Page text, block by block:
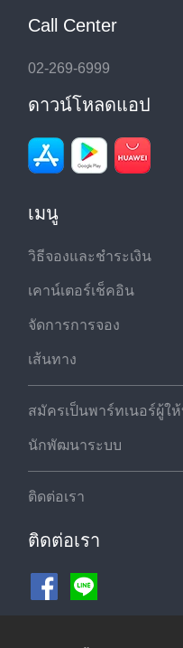
Call Center
02-269-6999
ดาวน์โหลดแอป
เมนู
วิธีจองและชำระเงิน
เคาน์เตอร์เช็คอิน
จัดการการจอง
เส้นทาง
สมัครเป็นพาร์ทเนอร์ผู้ใ
นักพัฒนาระบบ
ติดต่อเรา
ติดต่อเรา